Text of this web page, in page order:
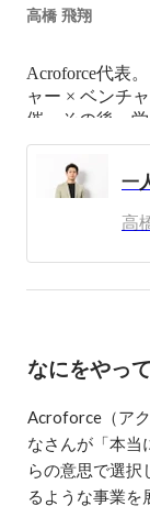
高橋 飛翔
Acroforce代表
ャー × ベンチ
催。その後、
せを追求出来
大義を成すべ
しています。
高
なにをやっ
Acroforce（ア
なさんが「本当
らの意思で選択
るような事業を